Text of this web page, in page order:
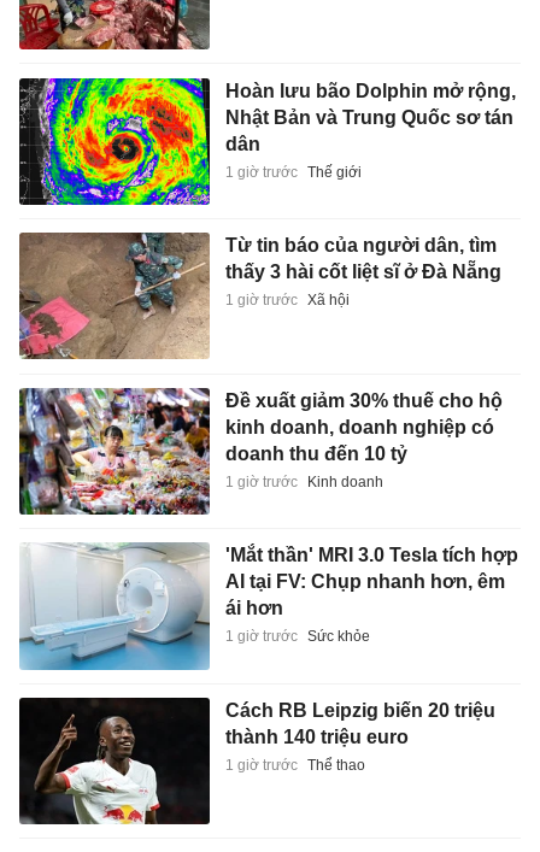
Hoàn lưu bão Dolphin mở rộng,
Nhật Bản và Trung Quốc sơ tán
dân
1 giờ trước Thế giới
Từ tin báo của người dân, tìm
thấy 3 hài cốt liệt sĩ ở Đà Nẵng
1 giờ trước Xã hội
Đề xuất giảm 30% thuế cho hộ
kinh doanh, doanh nghiệp có
doanh thu đến 10 tỷ
1 giờ trước Kinh doanh
'Mắt thần' MRI 3.0 Tesla tích hợp
AI tại FV: Chụp nhanh hơn, êm
ái hơn
1 giờ trước Sức khỏe
Cách RB Leipzig biến 20 triệu
thành 140 triệu euro
1 giờ trước Thể thao